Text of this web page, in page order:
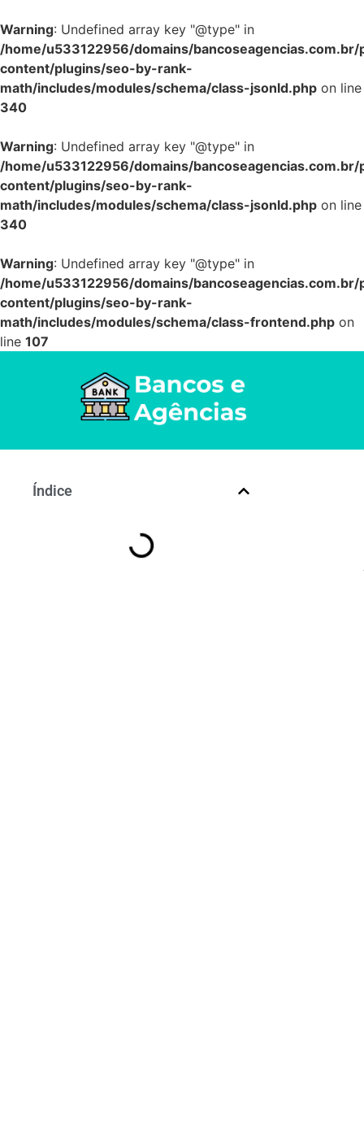
Warning: Undefined array key "@type" in
/home/u533122956/domains/
content/plugins/seo-by-rank-
math/includes/modules/schema/class-jsonld.php on line
340
Warning: Undefined array key "@type" in
/home/u533122956/domains/
content/plugins/seo-by-rank-
math/includes/modules/schema/class-jsonld.php on line
340
Warning: Undefined array key "@type" in
/home/u533122956/domains/
content/plugins/seo-by-rank-
math/includes/modules/schema/class-frontend.php on
line 107
Índice